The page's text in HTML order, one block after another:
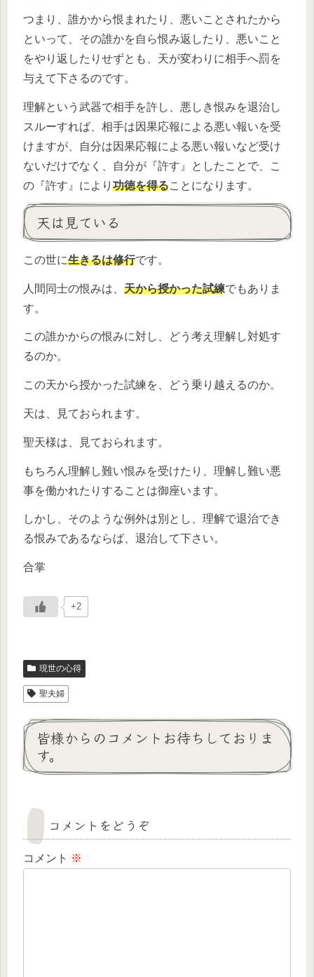
つまり、誰かから恨まれたり、悪いことされたから
といって、その誰かを自ら恨み返したり、悪いこと
をやり返したりせずとも、天が変わりに相手へ罰を
与えて下さるのです。
理解という武器で相手を許し、悪しき恨みを退治し
スルーすれば、相手は因果応報による悪い報いを受
けますが、自分は因果応報による悪い報いなど受け
ないだけでなく、自分が『許す』としたことで、こ
の『許す』により 功徳を得ることになります。
天は見ている
この世に生きるは修行です。
人間同士の恨みは、 天から授かった試練でもありま
す。
この誰かからの恨みに対し、どう考え理解し対処す
るのか。
この天から授かった試練を、どう乗り越えるのか。
天は、見ておられます。
聖天様は、見ておられます。
もちろん理解し難い恨みを受けたり、理解し難い悪
事を働かれたりすることは御座います。
しかし、そのような例外は別とし、理解で退治でき
る恨みであるならば、退治して下さい。
合掌
+2
現世の心得
聖夫婦
皆様からのコメントお待ちしておりま
す。
コメントをどうぞ
コメント ※